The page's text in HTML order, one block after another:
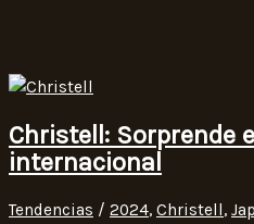
Christell: Sorprende
internacional
Tendencias / 2024, Christell,